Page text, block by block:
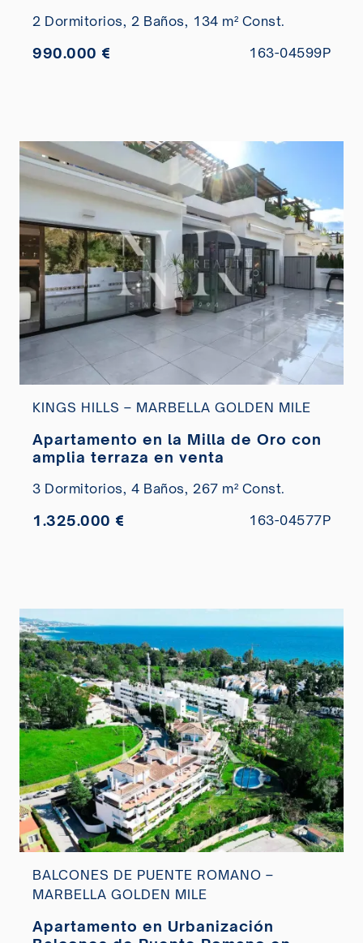
2 Dormitorios, 2 Baños, 134 m² Const.
990.000 € 163-04599P
KINGS HILLS – MARBELLA GOLDEN MILE
Apartamento en la Milla de Oro con
amplia terraza en venta
3 Dormitorios, 4 Baños, 267 m² Const.
1.325.000 € 163-04577P
BALCONES DE PUENTE ROMANO –
MARBELLA GOLDEN MILE
Apartamento en Urbanización